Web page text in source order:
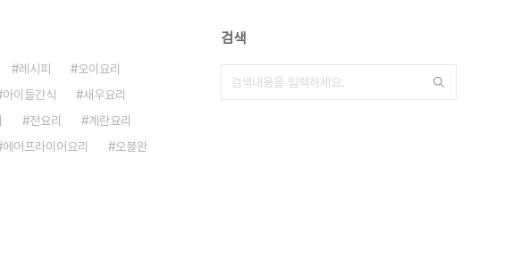
레시피
오이요리
아이들간식
새우요리
전요리
계란요리
에어프라이어요리
오블완
검색